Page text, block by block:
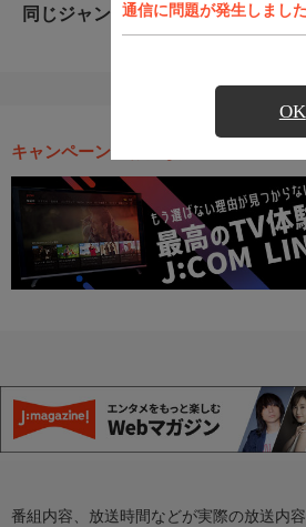
通信に問題が発生しまし
OK
同じジャンルのおすすめ番組
キャンペーン・お得な情報
番組内容、放送時間などが実際の放送内